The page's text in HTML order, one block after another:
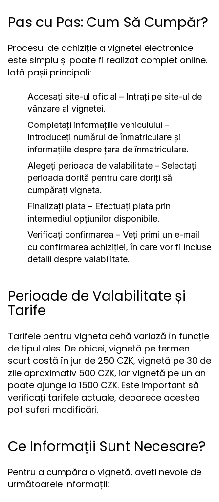
Pas cu Pas: Cum Să Cumpăr?
Procesul de achiziție a vignetei electronice
este simplu și poate fi realizat complet online.
Iată pașii principali:
Accesați site-ul oficial – Intrați pe site-ul de
vânzare al vignetei.
Completați informațiile vehiculului –
Introduceți numărul de înmatriculare și
informațiile despre țara de înmatriculare.
Alegeți perioada de valabilitate – Selectați
perioada dorită pentru care doriți să
cumpărați vigneta.
Finalizați plata – Efectuați plata prin
intermediul opțiunilor disponibile.
Verificați confirmarea – Veți primi un e-mail
cu confirmarea achiziției, în care vor fi incluse
detalii despre valabilitate.
Perioade de Valabilitate și
Tarife
Tarifele pentru vigneta cehă variază în funcție
de tipul ales. De obicei, vignetă pe termen
scurt costă în jur de 250 CZK, vignetă pe 30 de
zile aproximativ 500 CZK, iar vignetă pe un an
poate ajunge la 1500 CZK. Este important să
verificați tarifele actuale, deoarece acestea
pot suferi modificări.
Ce Informații Sunt Necesare?
Pentru a cumpăra o vignetă, aveți nevoie de
următoarele informații: